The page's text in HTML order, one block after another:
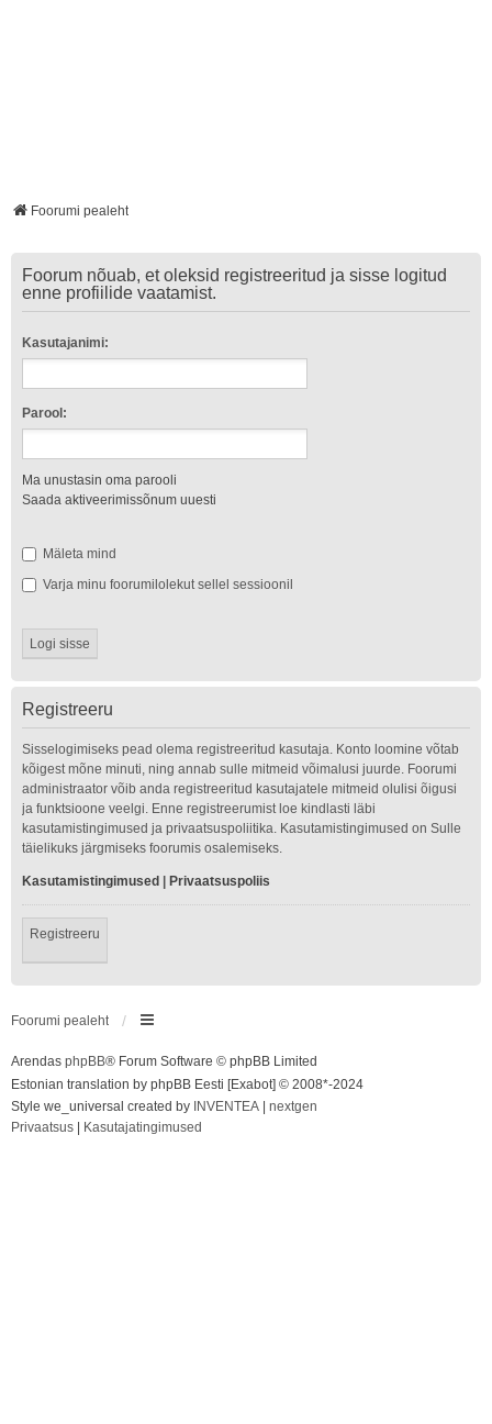
Foorumi pealeht
Foorum nõuab, et oleksid registreeritud ja sisse logitud
enne profiilide vaatamist.
Kasutajanimi:
Parool:
Ma unustasin oma parooli
Saada aktiveerimissõnum uuesti
Mäleta mind
Varja minu foorumilolekut sellel sessioonil
Registreeru
Sisselogimiseks pead olema registreeritud kasutaja. Konto loomine võtab
kõigest mõne minuti, ning annab sulle mitmeid võimalusi juurde. Foorumi
administraator võib anda registreeritud kasutajatele mitmeid olulisi õigusi
ja funktsioone veelgi. Enne registreerumist loe kindlasti läbi
kasutamistingimused ja privaatsuspoliitika. Kasutamistingimused on Sulle
täielikuks järgmiseks foorumis osalemiseks.
Kasutamistingimused Privaatsuspoliis
Registreeru
Foorumi pealeht
Arendas phpBB® Forum Software © phpBB Limited
Estonian translation by phpBB Eesti [Exabot] © 2008*-2024
Style we_universal created by INVENTEA
nextgen
Privaatsus
Kasutajatingimused